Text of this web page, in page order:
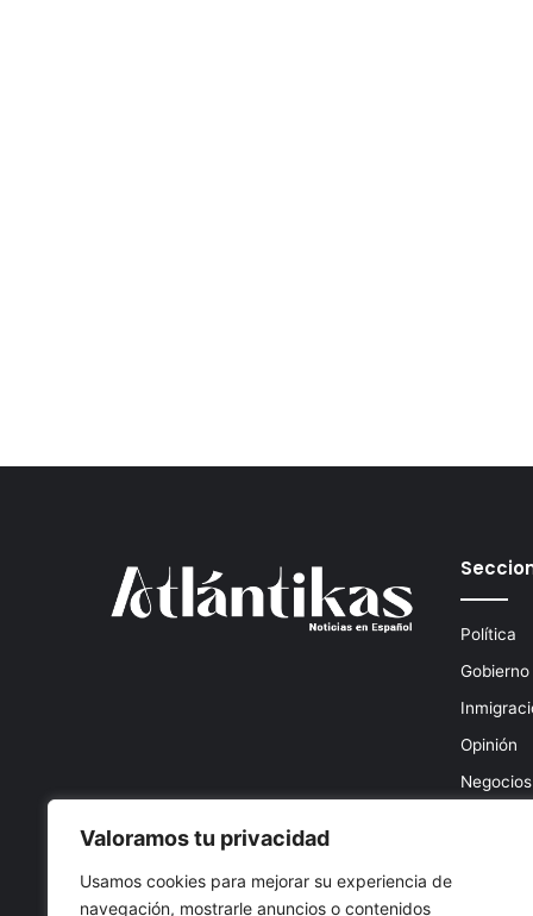
Valoramos tu privacidad
Usamos cookies para mejorar su experiencia de
navegación, mostrarle anuncios o contenidos
Política
Gobierno
Opinión
Negocios